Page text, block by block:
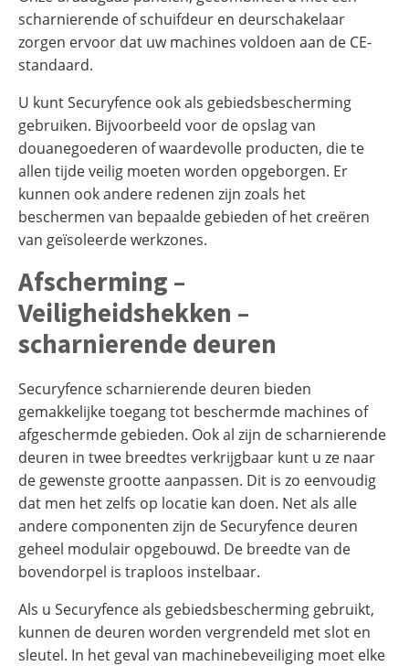
scharnierende of schuifdeur en deurschakelaar
zorgen ervoor dat uw machines voldoen aan de CE-
standaard.
U kunt Securyfence ook als gebiedsbescherming
gebruiken. Bijvoorbeeld voor de opslag van
douanegoederen of waardevolle producten, die te
allen tijde veilig moeten worden opgeborgen. Er
kunnen ook andere redenen zijn zoals het
beschermen van bepaalde gebieden of het creëren
van geïsoleerde werkzones.
Afscherming –
Veiligheidshekken –
scharnierende deuren
Securyfence scharnierende deuren bieden
gemakkelijke toegang tot beschermde machines of
afgeschermde gebieden. Ook al zijn de scharnierende
deuren in twee breedtes verkrijgbaar kunt u ze naar
de gewenste grootte aanpassen. Dit is zo eenvoudig
dat men het zelfs op locatie kan doen. Net als alle
andere componenten zijn de Securyfence deuren
geheel modulair opgebouwd. De breedte van de
bovendorpel is traploos instelbaar.
Als u Securyfence als gebiedsbescherming gebruikt,
kunnen de deuren worden vergrendeld met slot en
sleutel. In het geval van machinebeveiliging moet elke